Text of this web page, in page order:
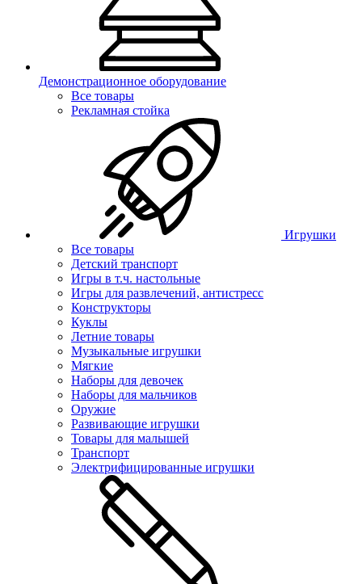
Демонстрационное оборудование
Все товары
Рекламная стойка
Игрушки
Все товары
Детский транспорт
Игры в т.ч. настольные
Игры для развлечений, антистресс
Конструкторы
Куклы
Летние товары
Музыкальные игрушки
Мягкие
Наборы для девочек
Наборы для мальчиков
Оружие
Развивающие игрушки
Товары для малышей
Транспорт
Электрифицированные игрушки